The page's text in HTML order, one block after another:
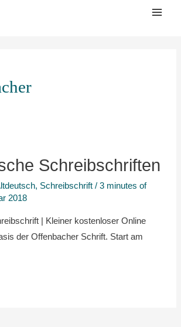
Schreibschriften
, Schreibschrift /3 minutes of
2018
| Kleiner kostenloser Online
der Offenbacher Schrift. Start am